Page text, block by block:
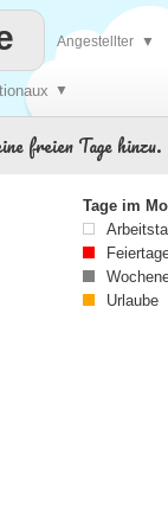
▼
Angestellter ▼
freien Tage hinzu.
Tage im
Urlaube